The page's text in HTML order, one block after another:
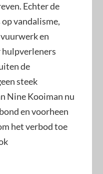
Echter de
vandalisme,
en
hulpverleners
de
steek
Nine Kooiman nu
en voorheen
het verbod toe